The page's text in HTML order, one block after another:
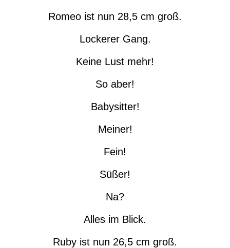
Romeo ist nun 28,5 cm groß.
Lockerer Gang.
Keine Lust mehr!
So aber!
Babysitter!
Meiner!
Fein!
Süßer!
Na?
Alles im Blick.
Ruby ist nun 26,5 cm groß.